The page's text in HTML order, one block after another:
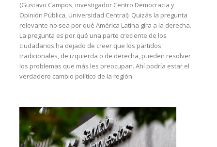
(Gustavo Campos, investigador Centro Democracia y
Opinión Pública, Universidad Central): Quizás la pregunta
relevante no sea por qué América Latina gira a la derecha.
La pregunta es por qué una parte creciente de los
ciudadanos ha dejado de creer que los partidos
tradicionales, de izquierda o de derecha, pueden resolver
los problemas que más les preocupan. Ahí podría estar el
verdadero cambio político de la región.